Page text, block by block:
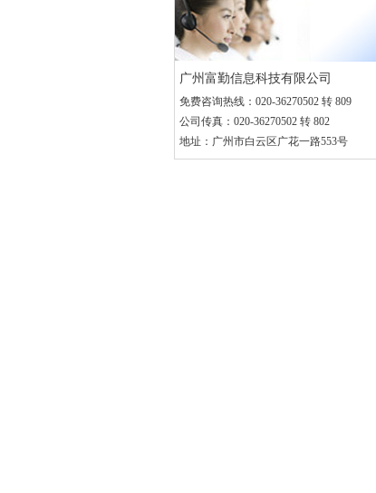
广州富勤信息科技有限公司
免费咨询热线： 020-36270502 转 809
公司传真： 020-36270502 转 802
地址： 广州市白云区广花一路553号